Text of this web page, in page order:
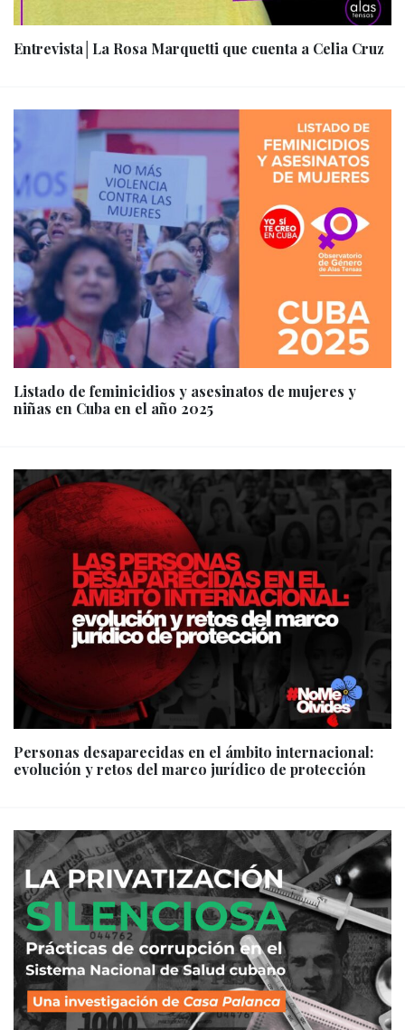
Entrevista│La Rosa Marquetti que cuenta a Celia Cruz
Listado de feminicidios y asesinatos de mujeres y
niñas en Cuba en el año 2025
Personas desaparecidas en el ámbito internacional:
evolución y retos del marco jurídico de protección